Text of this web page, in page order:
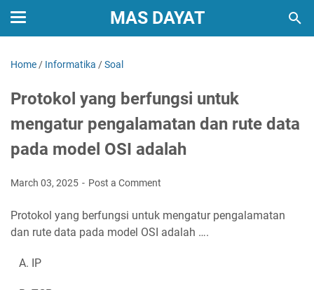
MAS DAYAT
Home / Informatika /Soal
Protokol yang berfungsi untuk
mengatur pengalamatan dan rute data
pada model OSI adalah
March 03, 2025 Post a Comment
Protokol yang berfungsi untuk mengatur pengalamatan
dan rute data pada model OSI adalah ….
A. IP